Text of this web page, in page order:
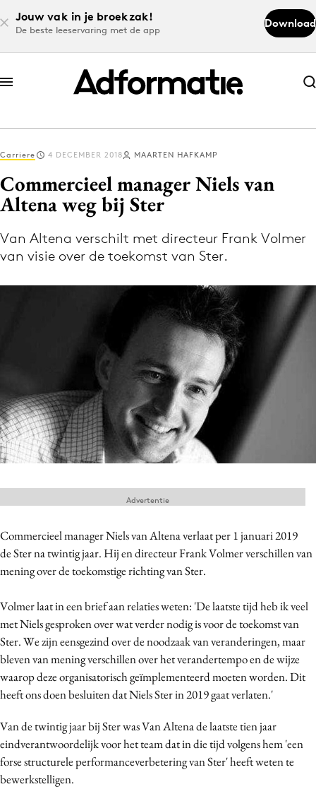
Jouw vak in je broekzak!
De beste leeservaring met de app
Download
Abonneer nu
Abonneer nu
Log in
Download de app
Volg het laatste nieuws via de Adformatie
Nieuws app
Home
9 sept: GenAI-training
12 nov: MarketingLive!
Adverteren
Events
Opleidingen
Vacatures
Academy
Partners
Topics
Artificial Intelligence
Bureaus
Campagnes
Carriere
Craft
Customer Experience
Data & Insights
Carriere 4 DECEMBER 2018 MAARTEN HAFKAMP
Commercieel manager Niels van
Altena weg bij Ster
Van Altena verschilt met directeur Frank Volmer
van visie over de toekomst van Ster.
Commercieel manager Niels van Altena verlaat per 1 januari 2019
de Ster na twintig jaar. Hij en directeur Frank Volmer verschillen van
mening over de toekomstige richting van Ster.
Volmer laat in een brief aan relaties weten: 'De laatste tijd heb ik veel
met Niels gesproken over wat verder nodig is voor de toekomst van
Ster. We zijn eensgezind over de noodzaak van veranderingen, maar
bleven van mening verschillen over het verandertempo en de wijze
waarop deze organisatorisch geïmplementeerd moeten worden. Dit
heeft ons doen besluiten dat Niels Ster in 2019 gaat verlaten.'
Van de twintig jaar bij Ster was Van Altena de laatste tien jaar
eindverantwoordelijk voor het team dat in die tijd volgens hem 'een
forse structurele performanceverbetering van Ster' heeft weten te
bewerkstelligen.
Advertentie